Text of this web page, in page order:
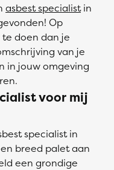
asbest specialistin
Op
doen dan je
van je
in jouw omgeving
voor mij
specialist in
breed palet aan
een grondige